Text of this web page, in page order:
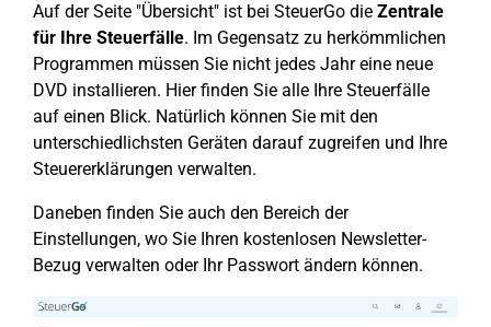
Auf der Seite "Übersicht" ist bei SteuerGo die Zentrale
für Ihre Steuerfälle. Im Gegensatz zu herkömmlichen
Programmen müssen Sie nicht jedes Jahr eine neue
DVD installieren. Hier finden Sie alle Ihre Steuerfälle
auf einen Blick. Natürlich können Sie mit den
unterschiedlichsten Geräten darauf zugreifen und Ihre
Steuererklärungen verwalten.
Daneben finden Sie auch den Bereich der
Einstellungen, wo Sie Ihren kostenlosen Newsletter-
Bezug verwalten oder Ihr Passwort ändern können.